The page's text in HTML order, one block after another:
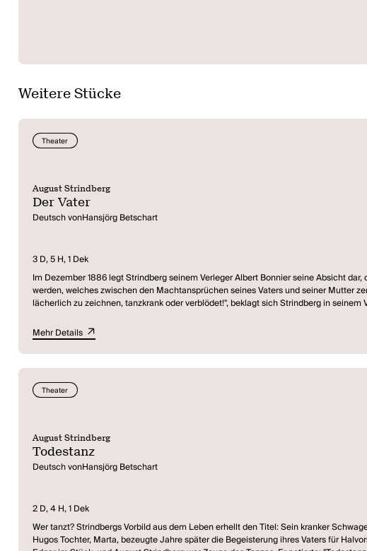
Weitere Stücke
Theater
August Strindberg
Der Vater
Deutsch vonHansjörg Betschart
3 D, 5 H, 1 Dek
Im Dezember 1886 legt Strindberg seinem Verleger Albert Bonnier seine Absicht dar,
werden, welches zwischen den Machtansprüchen seines Vaters und seiner Mutter
lächerlich zu zeichnen, tanzkrank oder verblödet!", beklagt sich Strindberg in seinem
Massenaufrufe. Zart, ruhig und resigniert sucht der starke Zeitgeist Ausdruck in
uns, die Rolle zu spielen, die die Liebhaberin von uns fordert: Mal keusch, mal naiv,
Die vorliegende Übersetzung orientiert sich an der schwedischen Erstausgabe und
Wien, doch "bei der Übersetzung Rohheiten, besonders im ersten Akt abzumildern
Mehr Details
Theater
August Strindberg
Todestanz
Deutsch vonHansjörg Betschart
2 D, 4 H, 1 Dek
Wer tanzt? Strindbergs Vorbild aus dem Leben erhellt den Titel: Sein kranker
Hugos Tochter, Marta, bezeugte Jahre später die Begeisterung ihres Vaters für